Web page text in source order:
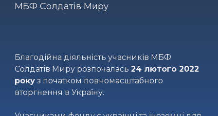
МБФ Солдатів Миру
Благодійна діяльність учасників МБФ
Солдатів Миру розпочалась 24 лютого 2022
року з початком повномасштабного
вторгнення в Україну.